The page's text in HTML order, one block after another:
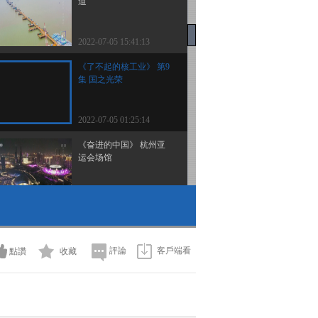
2022-07-05 15:41:13
《了不起的核工业》 第9
集 国之光荣
2022-07-05 01:25:14
《奋进的中国》 杭州亚
运会场馆
2022-07-04 20:53:15
點讚 收藏 評論 客戶端看